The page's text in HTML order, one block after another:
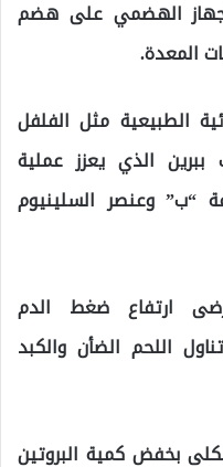
الهضمي على هضم
المعدة.
الطبيعية مثل الفلفل
الذي يعزز عملية
“ب” وعنصر السلينيوم
ارتفاع ضغط الدم
اللحم الضأن والكبد
بخفض كمية البروتين